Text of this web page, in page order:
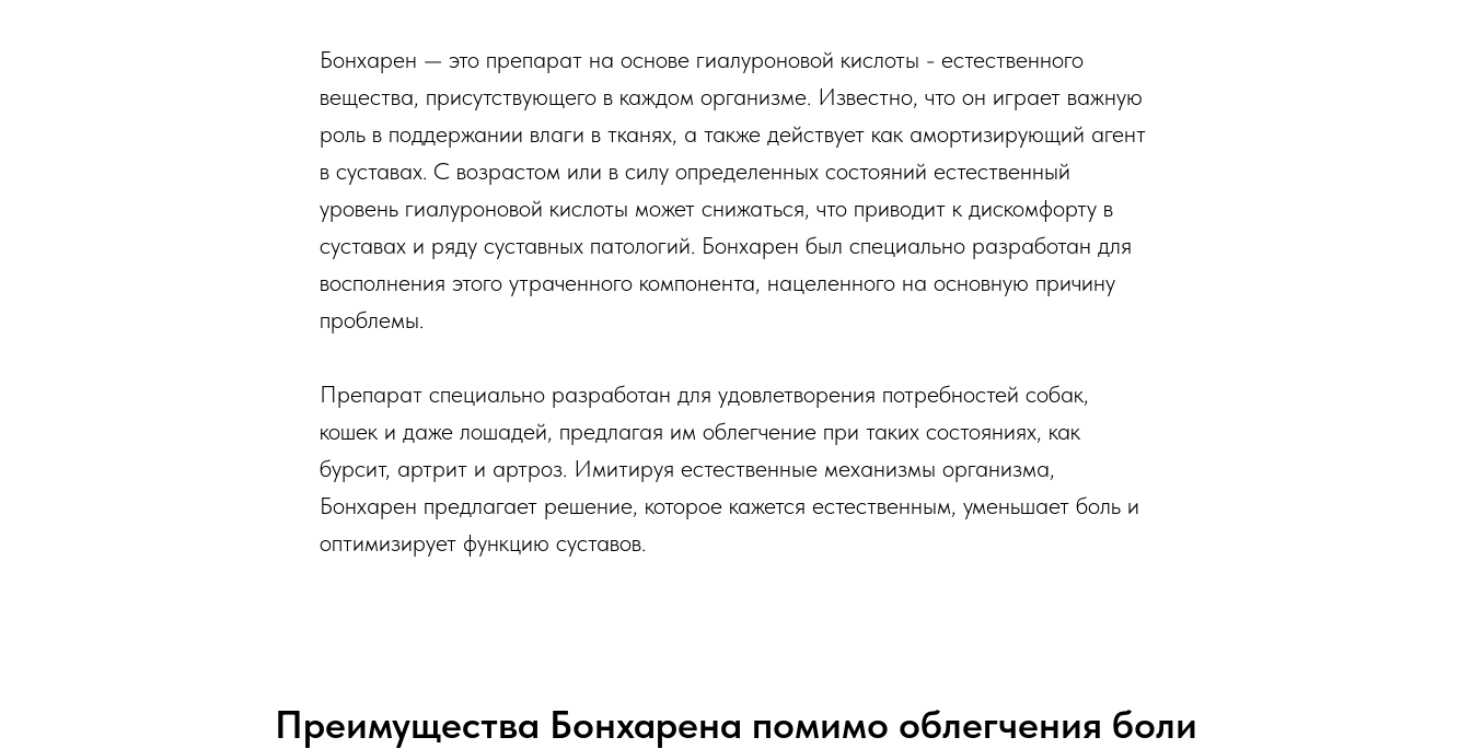
Бонхарен — это препарат на основе гиалуроновой кислоты - естественного
вещества, присутствующего в каждом организме. Известно, что он играет важную
роль в поддержании влаги в тканях, а также действует как амортизирующий агент
в суставах. С возрастом или в силу определенных состояний естественный
уровень гиалуроновой кислоты может снижаться, что приводит к дискомфорту в
суставах и ряду суставных патологий. Бонхарен был специально разработан для
восполнения этого утраченного компонента, нацеленного на основную причину
проблемы.
Препарат специально разработан для удовлетворения потребностей собак,
кошек и даже лошадей, предлагая им облегчение при таких состояниях, как
бурсит, артрит и артроз. Имитируя естественные механизмы организма,
Бонхарен предлагает решение, которое кажется естественным, уменьшает боль и
оптимизирует функцию суставов.
Преимущества Бонхарена помимо облегчения боли